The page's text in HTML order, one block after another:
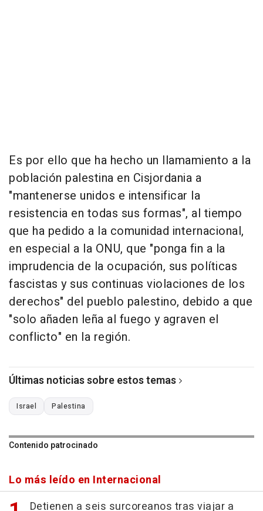
Es por ello que ha hecho un llamamiento a la
población palestina en Cisjordania a
"mantenerse unidos e intensificar la
resistencia en todas sus formas", al tiempo
que ha pedido a la comunidad internacional,
en especial a la ONU, que "ponga fin a la
imprudencia de la ocupación, sus políticas
fascistas y sus continuas violaciones de los
derechos" del pueblo palestino, debido a que
"solo añaden leña al fuego y agraven el
conflicto" en la región.
Últimas noticias sobre estos temas
Israel Palestina
Contenido patrocinado
Lo más leído en Internacional
Detienen a seis surcoreanos tras viajar a